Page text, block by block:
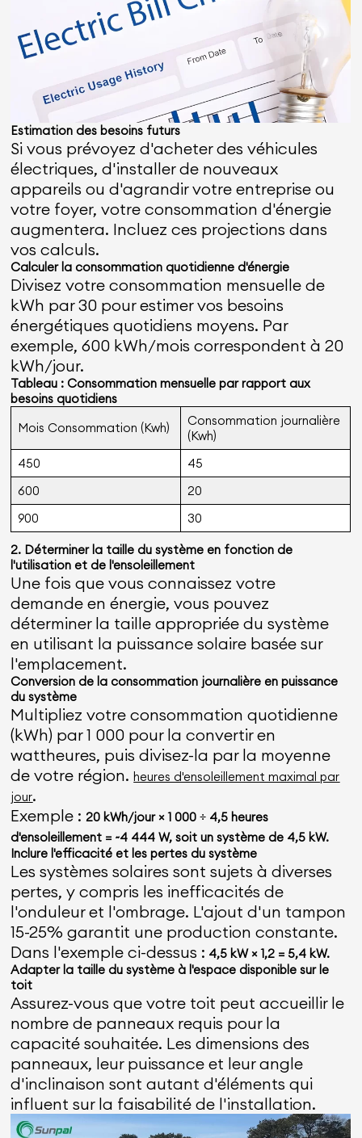
Estimation des besoins futurs
Si vous prévoyez d'acheter des véhicules
électriques, d'installer de nouveaux
appareils ou d'agrandir votre entreprise ou
votre foyer, votre consommation d'énergie
augmentera. Incluez ces projections dans
vos calculs.
Calculer la consommation quotidienne d'énergie
Divisez votre consommation mensuelle de
kWh par 30 pour estimer vos besoins
énergétiques quotidiens moyens. Par
exemple, 600 kWh/mois correspondent à 20
kWh/jour.
Tableau : Consommation mensuelle par rapport aux
besoins quotidiens
Mois Consommation (Kwh)
Consommation journalière
(Kwh)
450
45
600
20
900
30
2. Déterminer la taille du système en fonction de
l'utilisation et de l'ensoleillement
Une fois que vous connaissez votre
demande en énergie, vous pouvez
déterminer la taille appropriée du système
en utilisant la puissance solaire basée sur
l'emplacement.
Conversion de la consommation journalière en puissance
du système
Multipliez votre consommation quotidienne
(kWh) par 1 000 pour la convertir en
wattheures, puis divisez-la par la moyenne
de votre région.heures d'ensoleillement maximal par
jour.
Exemple :20 kWh/jour × 1 000 ÷ 4,5 heures
d'ensoleillement = ~4 444 W, soit un système de 4,5 kW.
Inclure l'efficacité et les pertes du système
Les systèmes solaires sont sujets à diverses
pertes, y compris les inefficacités de
l'onduleur et l'ombrage. L'ajout d'un tampon
15-25% garantit une production constante.
Dans l'exemple ci-dessus : 4,5 kW × 1,2 = 5,4 kW.
Adapter la taille du système à l'espace disponible sur le
toit
Assurez-vous que votre toit peut accueillir le
nombre de panneaux requis pour la
capacité souhaitée. Les dimensions des
panneaux, leur puissance et leur angle
d'inclinaison sont autant d'éléments qui
influent sur la faisabilité de l'installation.